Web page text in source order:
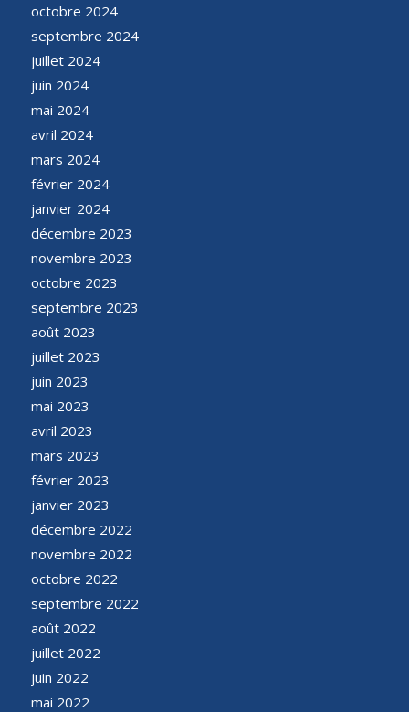
octobre 2024
septembre 2024
juillet 2024
juin 2024
mai 2024
avril 2024
mars 2024
février 2024
janvier 2024
décembre 2023
novembre 2023
octobre 2023
septembre 2023
août 2023
juillet 2023
juin 2023
mai 2023
avril 2023
mars 2023
février 2023
janvier 2023
décembre 2022
novembre 2022
octobre 2022
septembre 2022
août 2022
juillet 2022
juin 2022
mai 2022